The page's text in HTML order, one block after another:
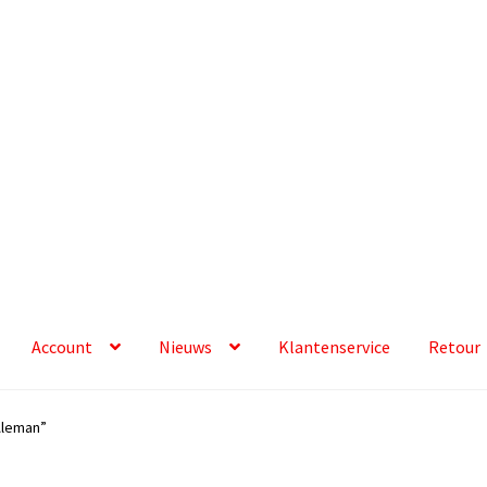
Account Nieuws Klantenservice Retour